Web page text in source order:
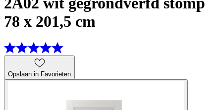
78 x 201,5 cm
Opslaan in Favorieten